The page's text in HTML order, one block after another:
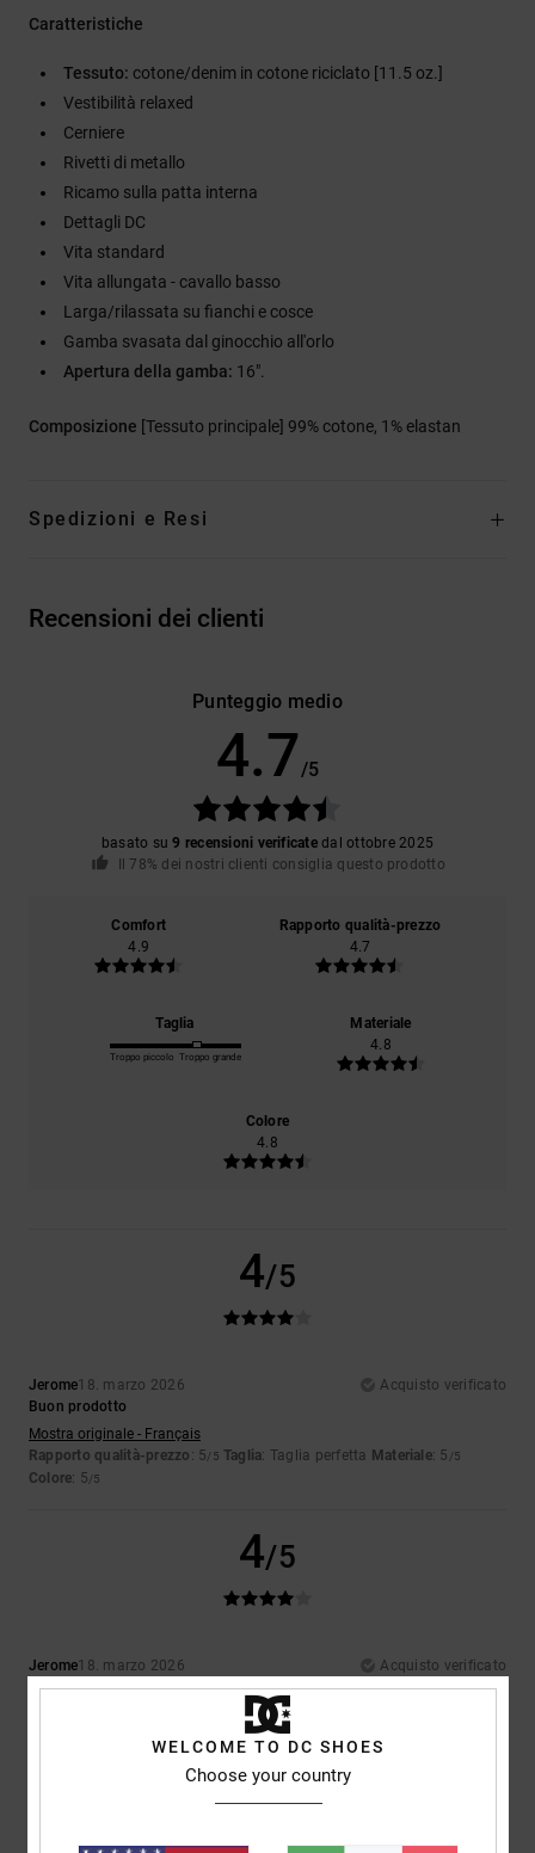
Caratteristiche
Tessuto: cotone/denim in cotone riciclato [11.5 oz.]
Vestibilità relaxed
Cerniere
Rivetti di metallo
Ricamo sulla patta interna
Dettagli DC
Vita standard
Vita allungata - cavallo basso
Larga/rilassata su fianchi e cosce
Gamba svasata dal ginocchio all'orlo
Apertura della gamba: 16".
Composizione [Tessuto principale] 99% cotone, 1% elastan
Spedizioni e Resi
Recensioni dei clienti
Punteggio medio
4.7 /5
basato su9 recensioni verificatedal ottobre 2025
Il 78% dei nostri clienti consiglia questo prodotto
Comfort
4.9
Rapporto qualità-prezzo
4.7
Taglia
Troppo piccolo Troppo grande
Materiale
4.8
Colore
4.8
4/5
Jerome18. marzo 2026
Acquisto verificato
Buon prodotto
Mostra originale - Français
Rapporto qualità-prezzo : 5/5 Taglia: Taglia perfetta Materiale: 5 /5
Colore: 5/5
4/5
Jerome18. marzo 2026
Acquisto verificato
Buon prodotto
Rapporto qualità-prezzo: 5
Consiglio questo prodotto
WELCOME TO DC SHOES
Choose your country